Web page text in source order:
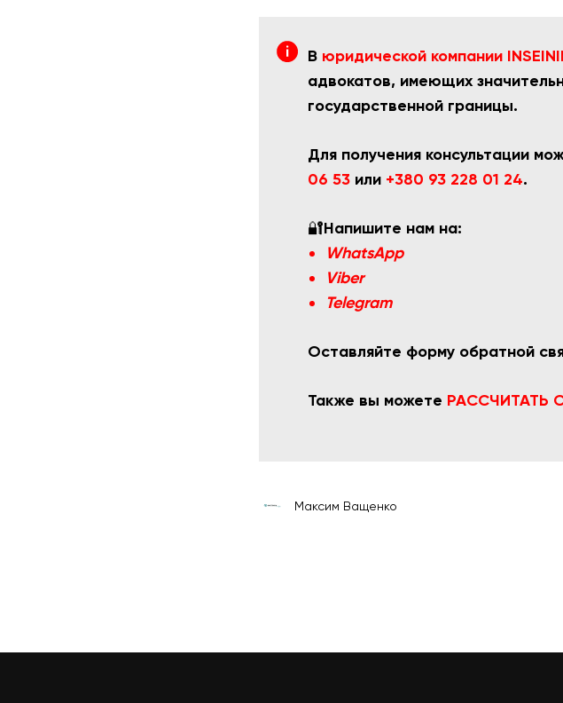
В юридической компании
адвокатов, имеющих
государственной границы.
Для получения консультации
06 53 или +380 93 228 01 24.
🔐Напишите нам на:
WhatsApp
Viber
Telegram
Оставляйте форму обратной
Также вы можете РАССЧИТАТЬ
Максим Ващенко